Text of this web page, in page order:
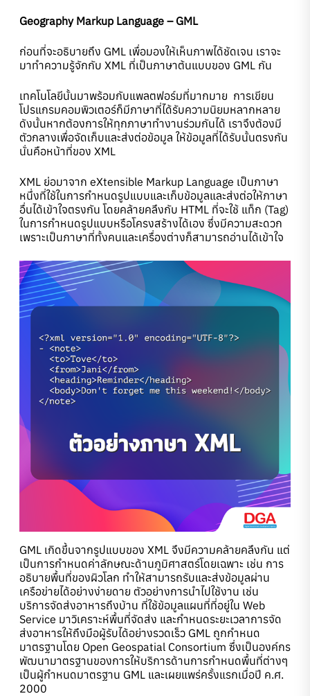
Geography Markup Language – GML
ก่อนที่จะอธิบายถึง GML เพื่อมองให้เห็นภาพได้ชัดเจน เราจะ
มาทำความรู้จักกับ XML ที่เป็นภาษาต้นแบบของ GML กัน
เทคโนโลยีนั้นมาพร้อมกับแพลตฟอร์มที่มากมาย การเขียน
โปรแกรมคอมพิวเตอร์ก็มีภาษาที่ได้รับความนิยมหลากหลาย
ดังนั้นหากต้องการให้ทุกภาษาทำงานร่วมกันได้ เราจึงต้องมี
ตัวกลางเพื่อจัดเก็บและส่งต่อข้อมูล ให้ข้อมูลที่ได้รับนั้นตรงกัน
นั่นคือหน้าที่ของ XML
XML ย่อมาจาก eXtensible Markup Language เป็นภาษา
หนึ่งที่ใช้ในการกำหนดรูปแบบและเก็บข้อมูลและส่งต่อให้ภาษา
อื่นได้เข้าใจตรงกัน โดยคล้ายคลึงกับ HTML ที่จะใช้ แท็ก (Tag)
ในการกำหนดรูปแบบหรือโครงสร้างได้เอง ซึ่งมีความสะดวก
เพราะเป็นภาษาที่ทั้งคนและเครื่องต่างก็สามารถอ่านได้เข้าใจ
GML เกิดขึ้นจากรูปแบบของ XML จึงมีความคล้ายคลึงกัน แต่
เป็นการกำหนดค่าลักษณะด้านภูมิศาสตร์โดยเฉพาะ เช่น การ
อธิบายพื้นที่ของผิวโลก ทำให้สามารถรับและส่งข้อมูลผ่าน
เครือข่ายได้อย่างง่ายดาย ตัวอย่างการนำไปใช้งาน เช่น
บริการจัดส่งอาหารถึงบ้าน ที่ใช้ข้อมูลแผนที่ที่อยู่ใน Web
Service มาวิเคราะห์พื้นที่จัดส่ง และกำหนดระยะเวลาการจัด
ส่งอาหารให้ถึงมือผู้รับได้อย่างรวดเร็ว GML ถูกกำหนด
มาตรฐานโดย Open Geospatial Consortium ซึ่งเป็นองค์กร
พัฒนามาตรฐานของการให้บริการด้านการกำหนดพื้นที่ต่างๆ
เป็นผู้กำหนดมาตรฐาน GML และเผยแพร่ครั้งแรกเมื่อปี ค.ศ.
2000